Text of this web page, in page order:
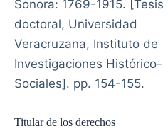
Sonora: 1769-1915. [Tesis
doctoral, Universidad
Veracruzana, Instituto de
Investigaciones Histórico-
Sociales]. pp. 154-155.
Titular de los derechos